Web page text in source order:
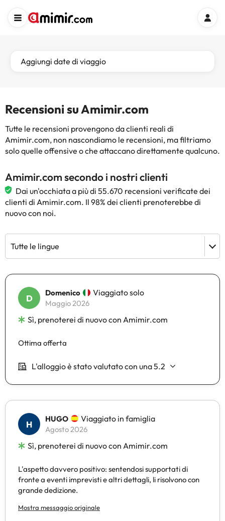
Aggiungi date di viaggio
Recensioni su Amimir.com
Tutte le recensioni provengono da clienti reali di
Amimir.com, non nascondiamo le recensioni, ma filtriamo
solo quelle offensive o che attaccano direttamente qualcuno.
Amimir.com secondo i nostri clienti
Dai un'occhiata a più di 55.670 recensioni verificate dei
clienti di Amimir.com. Il 98% dei clienti prenoterebbe di
nuovo con noi.